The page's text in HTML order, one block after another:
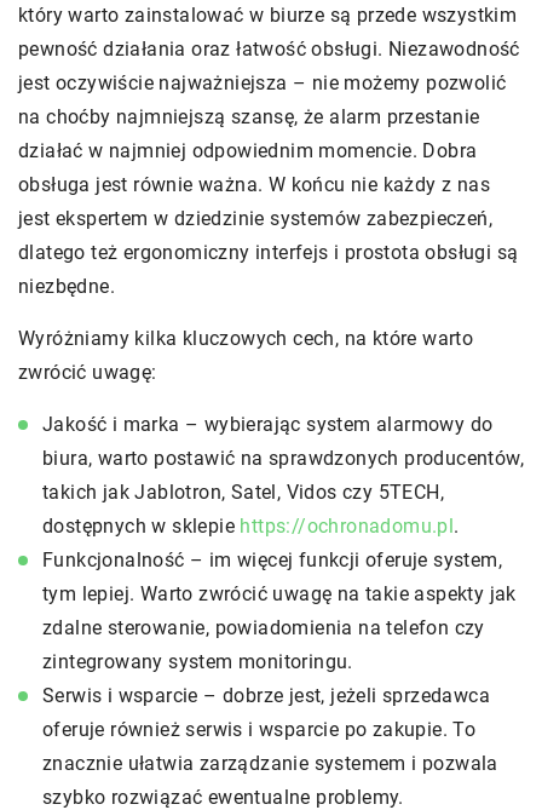
który warto zainstalować w biurze są przede wszystkim
pewność działania oraz łatwość obsługi. Niezawodność
jest oczywiście najważniejsza – nie możemy pozwolić
na choćby najmniejszą szansę, że alarm przestanie
działać w najmniej odpowiednim momencie. Dobra
obsługa jest równie ważna. W końcu nie każdy z nas
jest ekspertem w dziedzinie systemów zabezpieczeń,
dlatego też ergonomiczny interfejs i prostota obsługi są
niezbędne.
Wyróżniamy kilka kluczowych cech, na które warto
zwrócić uwagę:
Jakość i marka – wybierając system alarmowy do
biura, warto postawić na sprawdzonych producentów,
takich jak Jablotron, Satel, Vidos czy 5TECH,
dostępnych w sklepie https://ochronadomu.pl.
Funkcjonalność – im więcej funkcji oferuje system,
tym lepiej. Warto zwrócić uwagę na takie aspekty jak
zdalne sterowanie, powiadomienia na telefon czy
zintegrowany system monitoringu.
Serwis i wsparcie – dobrze jest, jeżeli sprzedawca
oferuje również serwis i wsparcie po zakupie. To
znacznie ułatwia zarządzanie systemem i pozwala
szybko rozwiązać ewentualne problemy.